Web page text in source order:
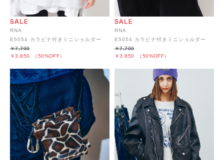
RNA
E5054 カラビナ付きミニショルダー
￥3,850 （50%OFF）
￥7,700
RNA
E5054 カラビナ付きミニショルダー
￥3,850 （50%OFF）
￥7,700